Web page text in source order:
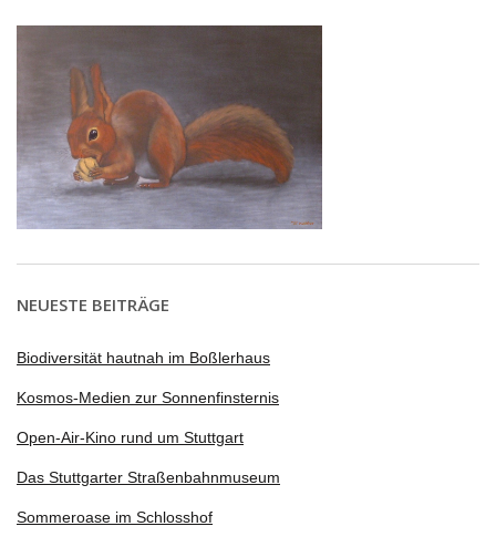
NEUESTE BEITRÄGE
Biodiversität hautnah im Boßlerhaus
Kosmos-Medien zur Sonnenfinsternis
Open-Air-Kino rund um Stuttgart
Das Stuttgarter Straßenbahnmuseum
Sommeroase im Schlosshof